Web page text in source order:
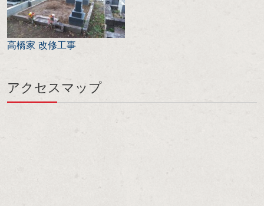
高橋家 改修工事
アクセスマップ